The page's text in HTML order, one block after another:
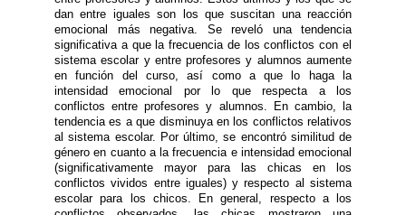
dan entre iguales son los que suscitan una reacción
emocional más negativa. Se reveló una tendencia
significativa a que la frecuencia de los conflictos con el
sistema escolar y entre profesores y alumnos aumente
en función del curso, así como a que lo haga la
intensidad emocional por lo que respecta a los
conflictos entre profesores y alumnos. En cambio, la
tendencia es a que disminuya en los conflictos relativos
al sistema escolar. Por último, se encontró similitud de
género en cuanto a la frecuencia e intensidad emocional
(significativamente mayor para las chicas en los
conflictos vividos entre iguales) y respecto al sistema
escolar para los chicos. En general, respecto a los